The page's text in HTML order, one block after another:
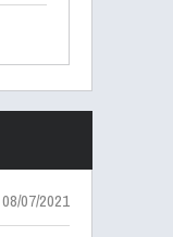
08/07/2021